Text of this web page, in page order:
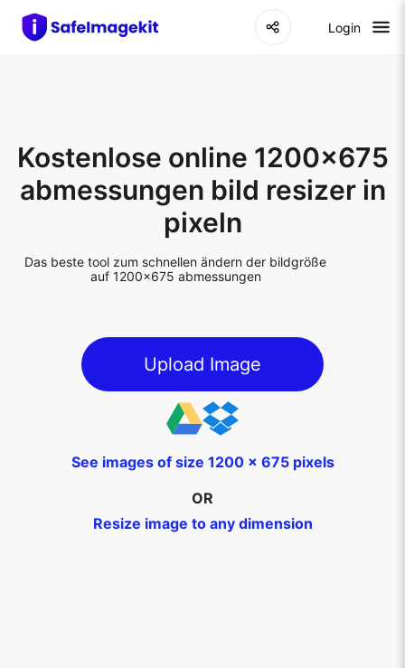
Login
Kostenlose online 1200x675
abmessungen bild resizer in
pixeln
Das beste tool zum schnellen ändern der bildgröße
auf 1200x675 abmessungen
Upload Image
See images of size 1200 x 675 pixels
OR
Resize image to any dimension